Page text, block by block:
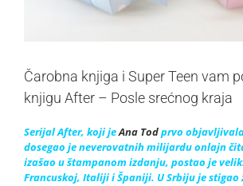
Čarobna knjiga i Super Teen vam
knjigu After – Posle srećnog kraja
Serijal After, koji jeAna Todprvo
dosegao je neverovatnih milijardu onlajn
izašao u štampanom izdanju, postao je
Francuskoj, Italiji i Španiji. U Srbiju je